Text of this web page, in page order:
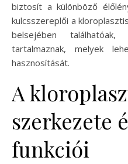
biztosít a különböző
kulcsszereplői a
belsejében
tartalmaznak, melyek
hasznosítását.
A
szerkezete
funkciói